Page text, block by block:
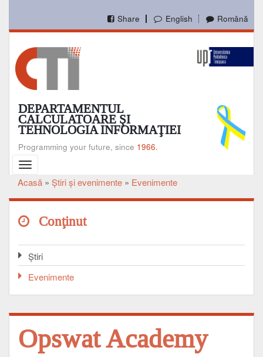
conţinutul
English Română
Share
DEPARTAMENTUL
CALCULATOARE ŞI
TEHNOLOGIA INFORMAŢIEI
Programming your future, since 1966.
Toggle
navigation
Breadcrumb
Acasă Ştiri şi evenimente Evenimente
Conţinut
Ştiri
Evenimente
Opswat Academy